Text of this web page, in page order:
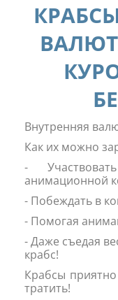
Внутренняя
Как их можно
-
анимационной
- Побеждать в
- Помогая
- Даже съедая
крабс!
Крабсы
тратить!